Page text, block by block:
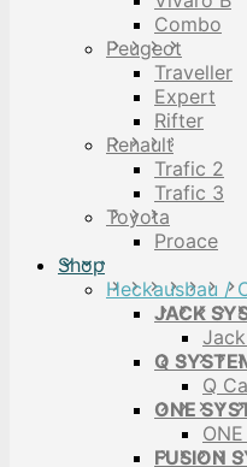
Combo
Peugeot
Traveller
Expert
Rifter
Renault
Trafic 2
Trafic 3
Toyota
Proace
Shop
Heckausbau /
JACK
Q
Q
ONE
FUSION